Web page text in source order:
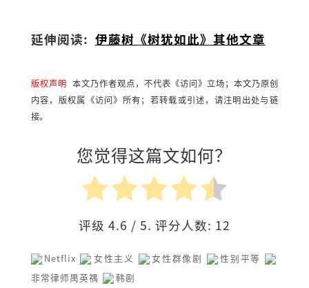
延伸阅读: 伊藤树《树犹如此》其他文章
版权声明 本文乃作者观点，不代表《访问》立场；本文乃原创
内容，版权属《访问》所有；若转载或引述，请注明出处与链
接。
您觉得这篇文如何？
评级 4.6 / 5. 评分人数: 12
Netflix 女性主义 女性群像剧
性别平等
非常律师禺英禑
韩剧